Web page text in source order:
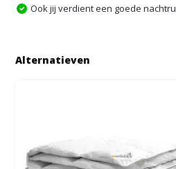
Ook jij verdient een goede
Alternatieven